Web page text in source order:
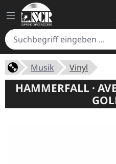
Musik Vinyl
HAMMERFALL ·